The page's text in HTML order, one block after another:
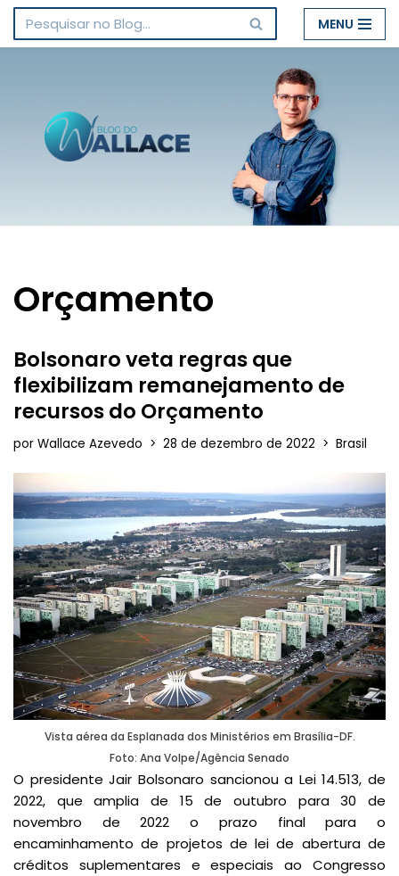
Pular
conteúdo
MENU
Orçamento
Bolsonaro veta regras que
flexibilizam remanejamento de
recursos do Orçamento
por Wallace Azevedo 28 de dezembro de 2022 Brasil
Vista aérea da Esplanada dos Ministérios em Brasília-DF.
Foto: Ana Volpe/Agência Senado
O presidente Jair Bolsonaro sancionou a Lei 14.513, de
2022, que amplia de 15 de outubro para 30 de
novembro de 2022 o prazo final para o
encaminhamento de projetos de lei de abertura de
créditos suplementares e especiais ao Congresso